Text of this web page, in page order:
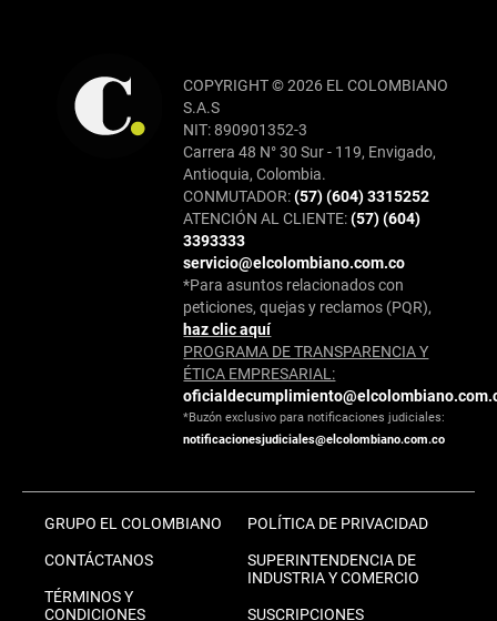
COPYRIGHT © 2026 EL COLOMBIANO
S.A.S
NIT: 890901352-3
Carrera 48 N° 30 Sur - 119, Envigado,
Antioquia, Colombia.
CONMUTADOR:(57) (604) 3315252
ATENCIÓN AL CLIENTE:(57) (604)
3393333
servicio@elcolombiano.com.co
*Para asuntos relacionados con
peticiones, quejas y reclamos (PQR),
haz clic aquí
PROGRAMA DE TRANSPARENCIA Y
ÉTICA EMPRESARIAL:
*Buzón exclusivo para notificaciones judiciales:
notificacionesjudiciales@elcolombiano.com.co
GRUPO EL COLOMBIANO
CONTÁCTANOS
TÉRMINOS Y
CONDICIONES
POLÍTICA DE PRIVACIDAD
SUPERINTENDENCIA DE
INDUSTRIA Y COMERCIO
SUSCRIPCIONES